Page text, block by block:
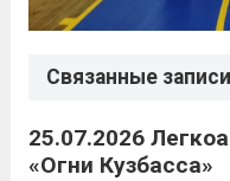
Связанные записи
25.07.2026
«Огни Кузбасса»